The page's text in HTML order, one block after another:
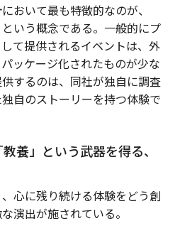
おいて最も特徴的なのが、
という概念である。一般的にプ
て提供されるイベントは、外
ッケージ化されたものが少な
するのは、同社が独自に調査
自のストーリーを持つ体験で
養」という武器を得る、
心に残り続ける体験をどう創
演出が施されている。